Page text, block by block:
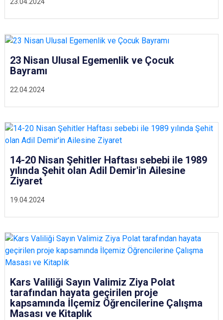
22.04.2024
23 Nisan Ulusal Egemenlik ve Çocuk
Bayramı
19.04.2024
14-20 Nisan Şehitler Haftası sebebi ile 1989
yılında Şehit olan Adil Demir'in Ailesine
Ziyaret
Kars Valiliği Sayın Valimiz Ziya Polat
tarafından hayata geçirilen proje
kapsamında İlçemiz Öğrencilerine Çalışma
Masası ve Kitaplık